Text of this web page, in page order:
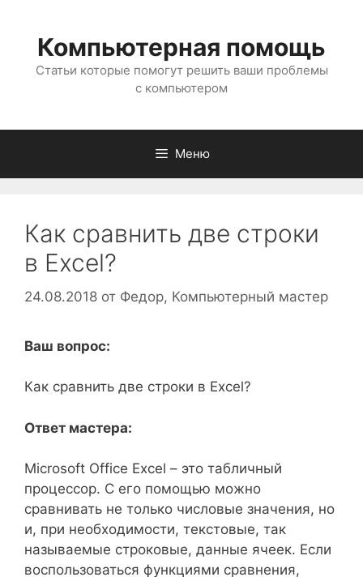
содержимому
Компьютерная помощь
Статьи которые помогут решить ваши проблемы
с компьютером
Меню
Как сравнить две строки
в Excel?
24.08.2018 от Федор, Компьютерный мастер
Ваш вопрос:
Как сравнить две строки в Excel?
Ответ мастера:
Microsoft Office Excel – это табличный
процессор. С его помощью можно
сравнивать не только числовые значения, но
и, при необходимости, текстовые, так
называемые строковые, данные ячеек. Если
воспользоваться функциями сравнения,